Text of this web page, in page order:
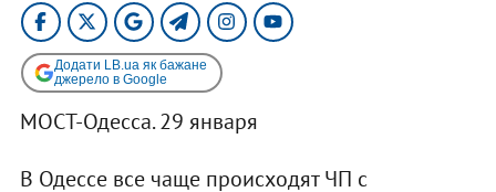
Додати LB.ua як бажане
джерело в Google
МОСТ-Одесса. 29 января
В Одессе все чаще происходят ЧП с